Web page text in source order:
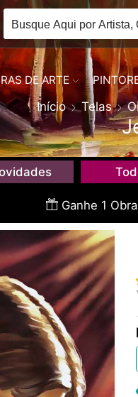
DE ARTE
Início Telas
Ganhe 1